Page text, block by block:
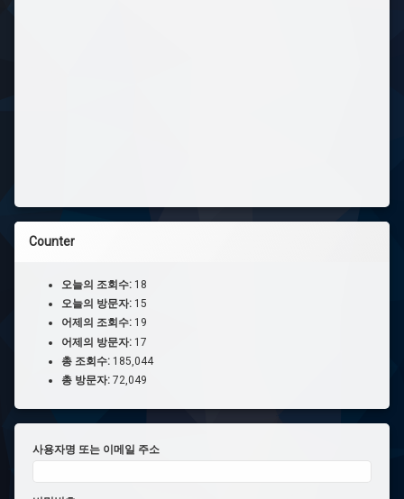
Counter
오늘의 조회수: 18
오늘의 방문자: 15
어제의 조회수: 19
어제의 방문자: 17
총 조회수: 185,044
총 방문자: 72,049
사용자명 또는 이메일 주소